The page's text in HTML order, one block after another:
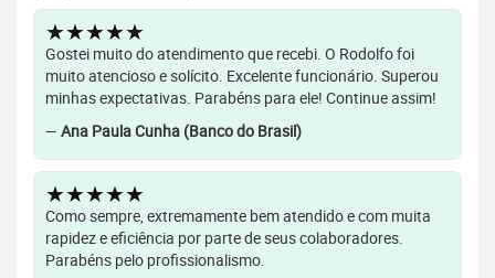
★★★★★
Gostei muito do atendimento que recebi. O Rodolfo foi
muito atencioso e solícito. Excelente funcionário. Superou
minhas expectativas. Parabéns para ele! Continue assim!
— Ana Paula Cunha (Banco do Brasil)
★★★★★
Como sempre, extremamente bem atendido e com muita
rapidez e eficiência por parte de seus colaboradores.
Parabéns pelo profissionalismo.